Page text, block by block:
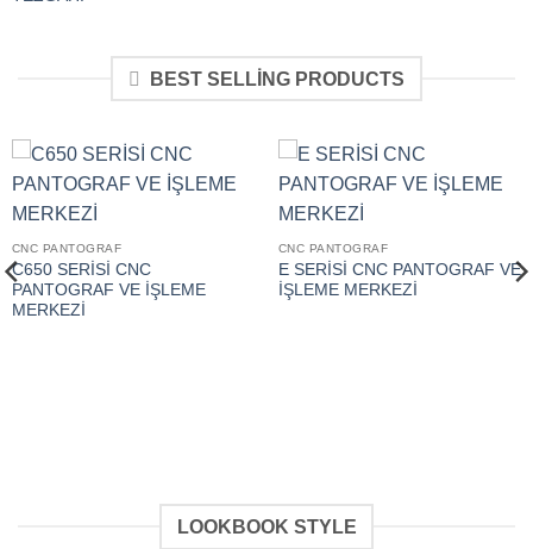
BEST SELLING PRODUCTS
CNC PANTOGRAF
C650 SERİSİ CNC
PANTOGRAF VE İŞLEME
MERKEZİ
CNC PANTOGRAF
E SERİSİ CNC PANTOGRAF VE
İŞLEME MERKEZİ
LOOKBOOK STYLE